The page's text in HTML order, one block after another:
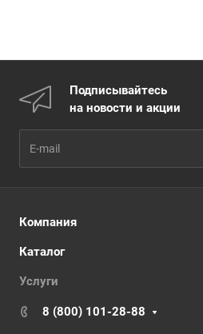
Подписывайтесь
на новости и акции
Компания
Каталог
Услуги
8 (800) 101-28-88